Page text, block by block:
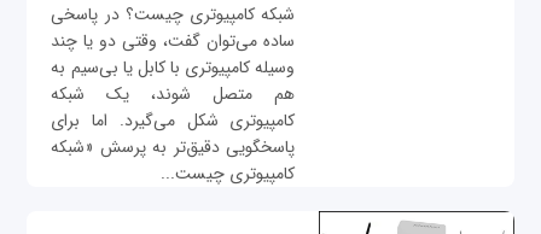
شبکه کامپیوتری چیست؟ در پاسخی
ساده می‌توان گفت، وقتی دو یا چند
وسیله کامپیوتری با کابل یا بی‌سیم به
هم متصل شوند، یک شبکه
کامپیوتری شکل می‌گیرد. اما برای
پاسخگویی دقیق‌تر به پرسش «شبکه
کامپیوتری چیست...